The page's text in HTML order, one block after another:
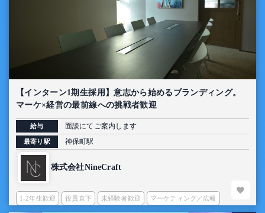
【インターン1期生採用】意志から始めるブランディング。
マーケ×経営の最前線への挑戦者歓迎
給与 面談にてご案内します
最寄り駅 神保町駅
株式会社NineCraft
1-2年生歓迎 役員直下 未経験者歓迎 マーケティング／広報